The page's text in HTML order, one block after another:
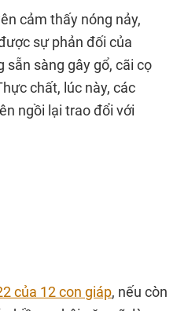
cảm thấy nóng nảy,
sự phản đối của
sẵn sàng gây gổ, cãi cọ
chất, lúc này, các
ngồi lại trao đổi với
của 12 con giáp, nếu còn